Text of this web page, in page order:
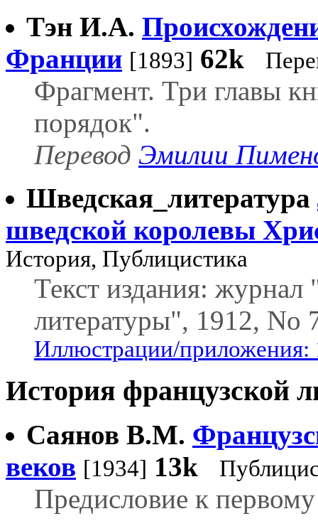
Тэн И.А.
Франции [1893] 62k
Фрагмент. Три главы
порядок".
Перевод Эмилии
Шведская_литература
шведской королевы
История, Публицистика
Текст издания:
литературы", 1912, No
Иллюстрации/приложения:
История французской
Саянов В.М.
веков [1934] 13k
Предисловие к